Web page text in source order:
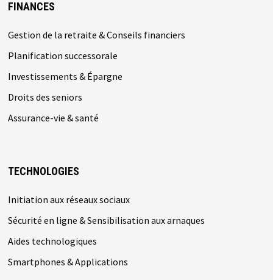
FINANCES
Gestion de la retraite & Conseils financiers
Planification successorale
Investissements & Épargne
Droits des seniors
Assurance-vie & santé
TECHNOLOGIES
Initiation aux réseaux sociaux
Sécurité en ligne & Sensibilisation aux arnaques
Aides technologiques
Smartphones & Applications